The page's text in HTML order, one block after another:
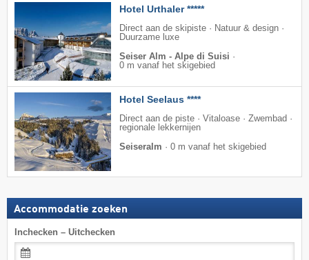
Hotel Urthaler *****
Direct aan de skipiste · Natuur & design ·
Duurzame luxe
Seiser Alm - Alpe di Suisi ·
0 m vanaf het skigebied
Hotel Seelaus ****
Direct aan de piste · Vitaloase · Zwembad ·
regionale lekkernijen
Seiseralm · 0 m vanaf het skigebied
Accommodatie zoeken
Inchecken – Uitchecken